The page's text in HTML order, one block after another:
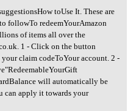
suggestionsHow
toUse It. These are
followTo redeemYourAmazon
of items all over the
1 - Click on the button
claim codeToYour account. 2 -
will automatically be
can apply it towards your